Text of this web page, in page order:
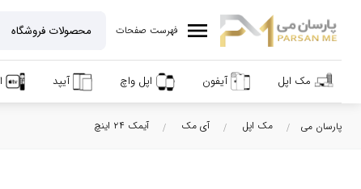
menu فهرست صفحات
مک اپل آیفون اپل واچ آیپد
پارسان می مک اپل آی مک آیمک ۲۴ اینچ